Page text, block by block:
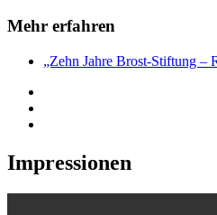
Mehr erfahren
„Zehn Jahre Brost-Stiftung –
Impressionen